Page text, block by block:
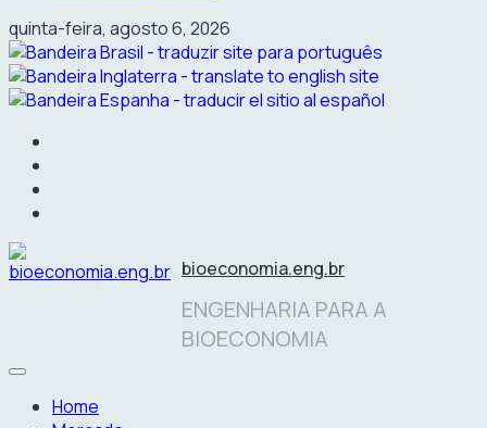
quinta-feira, agosto 6, 2026
bioeconomia.eng.br
ENGENHARIA PARA A
BIOECONOMIA
Home